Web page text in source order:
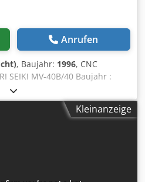
Anrufen
, Baujahr: 1996, CNC
SEIKI MV-40B/40 Baujahr :
: 410mm Z-Achse : 510mm
Werkstück Werkstückgewicht
Außenlänge 1100 mm
Kleinanzeige